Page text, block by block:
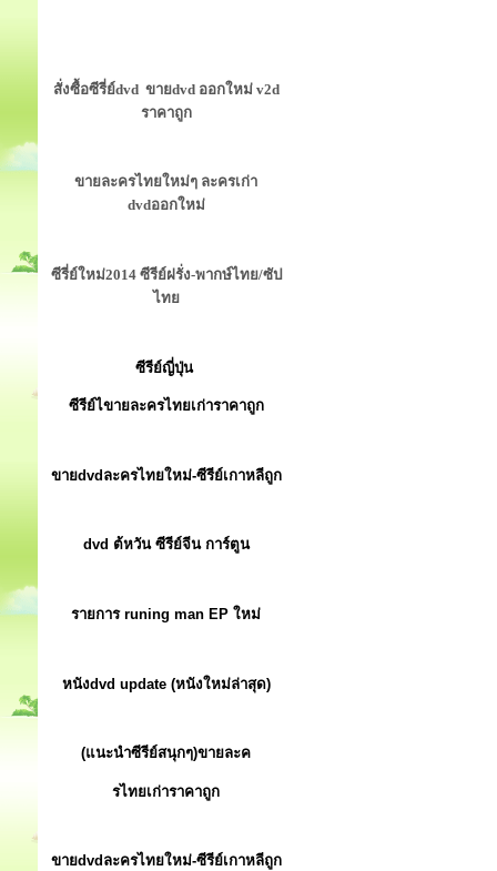
สั่งซื้อซีรี่ย์dvd ขายdvd ออกใหม่ v2d
ราคาถูก
ขายละครไทยใหม่ๆ ละครเก่า
dvdออกใหม่
ซีรี่ย์ใหม่2014 ซีรีย์ฝรั่ง-พากษ์ไทย/ซัป
ไทย
ซีรีย์ญี่ปุ่น
ซีรีย์ไขายละครไทยเก่าราคาถูก
ขายdvdละครไทยใหม่-ซีรีย์เกาหลีถูก
dvd ต้หวัน ซีรีย์จีน การ์ตูน
รายการ runing man EP ใหม่
หนังdvd update (หนังใหม่ล่าสุด)
(แนะนำซีรีย์สนุกๆ)ขายละค
รไทยเก่าราคาถูก
ขายdvdละครไทยใหม่-ซีรีย์เกาหลีถูก